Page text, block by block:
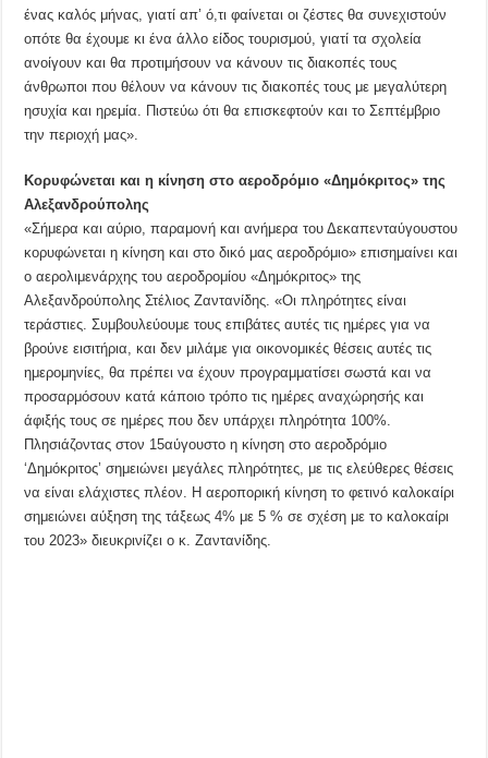
ένας καλός μήνας, γιατί απ’ ό,τι φαίνεται οι ζέστες θα συνεχιστούν
οπότε θα έχουμε κι ένα άλλο είδος τουρισμού, γιατί τα σχολεία
ανοίγουν και θα προτιμήσουν να κάνουν τις διακοπές τους
άνθρωποι που θέλουν να κάνουν τις διακοπές τους με μεγαλύτερη
ησυχία και ηρεμία. Πιστεύω ότι θα επισκεφτούν και το Σεπτέμβριο
την περιοχή μας».
Κορυφώνεται και η κίνηση στο αεροδρόμιο «Δημόκριτος» της
Αλεξανδρούπολης
«Σήμερα και αύριο, παραμονή και ανήμερα του Δεκαπενταύγουστου
κορυφώνεται η κίνηση και στο δικό μας αεροδρόμιο» επισημαίνει και
ο αερολιμενάρχης του αεροδρομίου «Δημόκριτος» της
Αλεξανδρούπολης Στέλιος Ζαντανίδης. «Οι πληρότητες είναι
τεράστιες. Συμβουλεύουμε τους επιβάτες αυτές τις ημέρες για να
βρούνε εισιτήρια, και δεν μιλάμε για οικονομικές θέσεις αυτές τις
ημερομηνίες, θα πρέπει να έχουν προγραμματίσει σωστά και να
προσαρμόσουν κατά κάποιο τρόπο τις ημέρες αναχώρησής και
άφιξής τους σε ημέρες που δεν υπάρχει πληρότητα 100%.
Πλησιάζοντας στον 15αύγουστο η κίνηση στο αεροδρόμιο
‘Δημόκριτος’ σημειώνει μεγάλες πληρότητες, με τις ελεύθερες θέσεις
να είναι ελάχιστες πλέον. Η αεροπορική κίνηση το φετινό καλοκαίρι
σημειώνει αύξηση της τάξεως 4% με 5 % σε σχέση με το καλοκαίρι
του 2023» διευκρινίζει ο κ. Ζαντανίδης.